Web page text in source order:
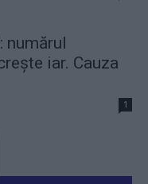
numărul
iar. Cauza
1